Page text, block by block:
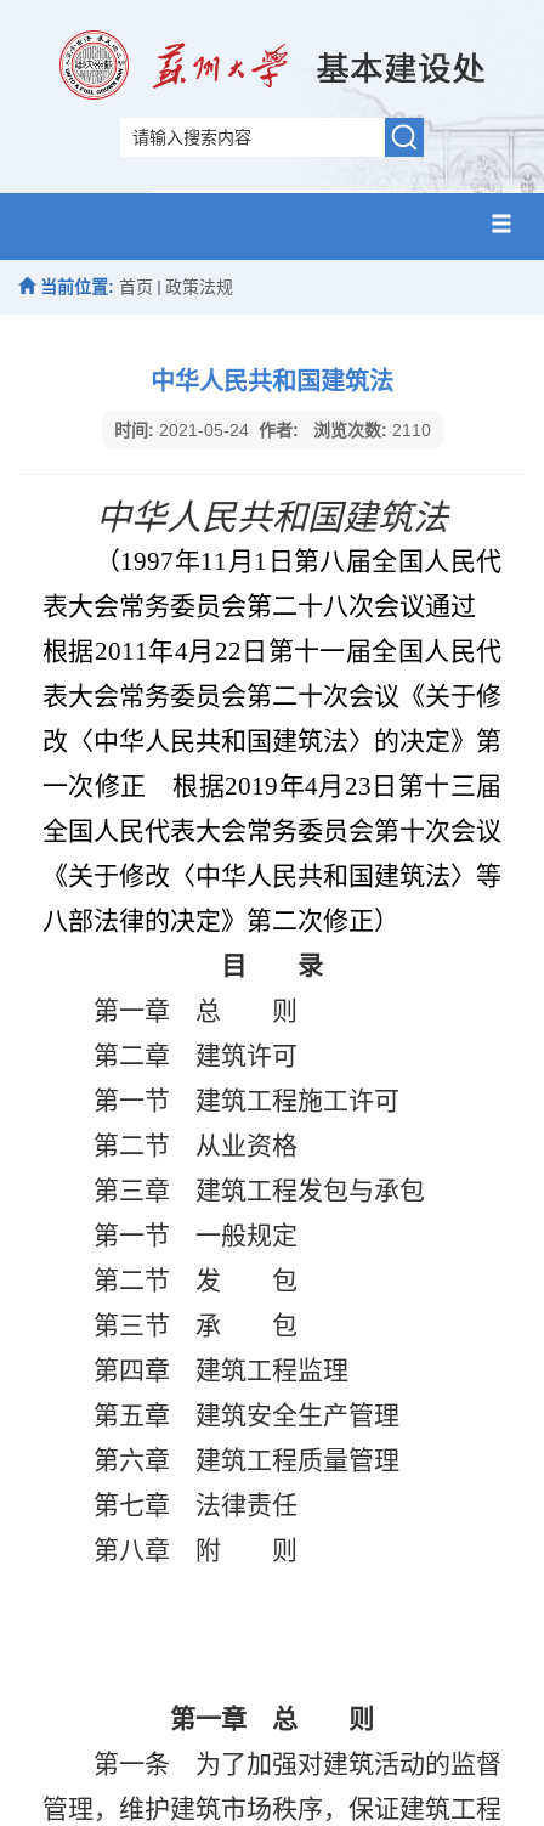
当前位置: 首页 政策法规
中华人民共和国建筑法
时间: 2021-05-24 作者: 浏览次数: 2110
中华人民共和国建筑法
（1997年11月 1 日第八届全国人民代
表大会常务委员会第二十八次会议通过
根据2011年4月 22 日第十一届全国人民代
表大会常务委员会第二十次会议《关于修
改〈中华人民共和国建筑法〉的决定》第
一次修正 根据2019年4月 23 日第十三届
全国人民代表大会常务委员会第十次会议
《关于修改〈中华人民共和国建筑法〉等
八部法律的决定》第二次修正）
目 录
第一章 总 则
第二章 建筑许可
第一节 建筑工程施工许可
第二节 从业资格
第三章 建筑工程发包与承包
第一节 一般规定
第二节 发 包
第三节 承 包
第四章 建筑工程监理
第五章 建筑安全生产管理
第六章 建筑工程质量管理
第七章 法律责任
第八章 附 则
第一章 总 则
第一条 为了加强对建筑活动的监督
管理，维护建筑市场秩序，保证建筑工程